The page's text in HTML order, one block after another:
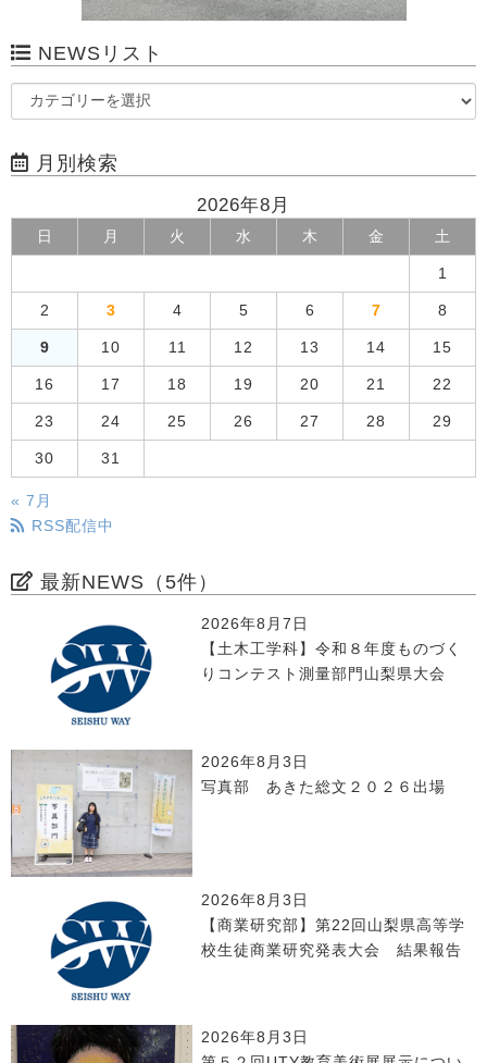
NEWSリスト
月別検索
2026年8月
日 月 火 水 木 金 土
1
2 3 4 5 6 7 8
9 10 11 12 13 14 15
16 17 18 19 20 21 22
23 24 25 26 27 28 29
30 31
« 7月
RSS配信中
最新NEWS（5件）
2026年8月7日
【土木工学科】令和８年度ものづく
りコンテスト測量部門山梨県大会
2026年8月3日
写真部 あきた総文２０２６出場
2026年8月3日
【商業研究部】第22回山梨県高等学
校生徒商業研究発表大会 結果報告
2026年8月3日